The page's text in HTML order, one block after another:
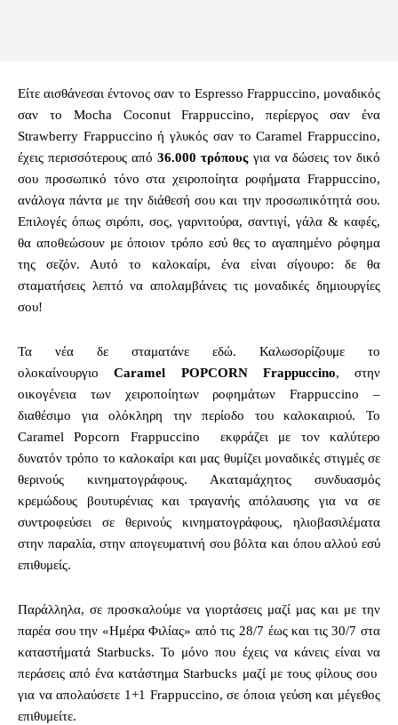
Είτε αισθάνεσαι έντονος σαν το Espresso Frappuccino, μοναδικός
σαν το Mocha Coconut Frappuccino, περίεργος σαν ένα
Strawberry Frappuccino ή γλυκός σαν το Caramel Frappuccino,
έχεις περισσότερους από36.000 τρόπουςγια να δώσεις τον δικό
σου προσωπικό τόνο στα χειροποίητα ροφήματα Frappuccino,
ανάλογα πάντα με την διάθεσή σου και την προσωπικότητά σου.
Επιλογές όπως σιρόπι, σος, γαρνιτούρα, σαντιγί, γάλα & καφές,
θα αποθεώσουν με όποιον τρόπο εσύ θες το αγαπημένο ρόφημα
της σεζόν. Αυτό το καλοκαίρι, ένα είναι σίγουρο: δε θα
σταματήσεις λεπτό να απολαμβάνεις τις μοναδικές δημιουργίες
σου!
Τα νέα δε σταματάνε εδώ. Καλωσορίζουμε το
ολοκαίνουργιοCaramel PΟPCORN Frappuccino, στην
οικογένεια των χειροποίητων ροφημάτων Frappuccino –
διαθέσιμο για ολόκληρη την περίοδο του καλοκαιριού. Το
Caramel Popcorn Frappuccino εκφράζει με τον καλύτερο
δυνατόν τρόπο το καλοκαίρι και μας θυμίζει μοναδικές στιγμές σε
θερινούς κινηματογράφους. Ακαταμάχητος συνδυασμός
κρεμώδους βουτυρένιας και τραγανής απόλαυσης για να σε
συντροφεύσει σε θερινούς κινηματογράφους, ηλιοβασιλέματα
στην παραλία, στην απογευματινή σου βόλτα και όπου αλλού εσύ
επιθυμείς.
Παράλληλα, σε προσκαλούμε να γιορτάσεις μαζί μας και με την
παρέα σου την «Ημέρα Φιλίας» από τις 28/7 έως και τις 30/7 στα
καταστήματά Starbucks. Το μόνο που έχεις να κάνεις είναι να
περάσεις από ένα κατάστημα Starbucks μαζί με τους φίλους σου
για να απολαύσετε 1+1 Frappuccino, σε όποια γεύση και μέγεθος
επιθυμείτε.